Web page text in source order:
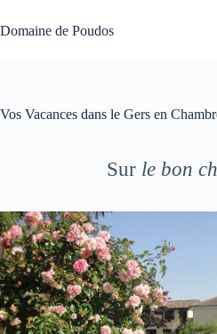
au
contenu
Domaine de Poudos
Vos Vacances dans le Gers en
Sur le bon